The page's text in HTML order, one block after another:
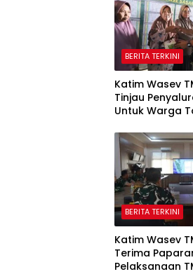
BERITA TERKINI
Katim Wasev
Tinjau
Untuk Warga
BERITA TERKINI
Katim Wasev
Terima
Pelaksanaan